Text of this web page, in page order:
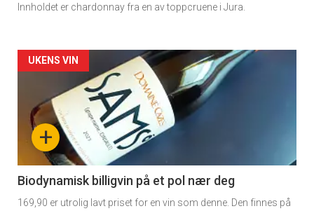
Innholdet er chardonnay fra en av toppcruene i Jura.
Forsiden
akkurat
nå
4
+
UKENS VIN
Biodynamisk billigvin på et pol nær deg
169,90 er utrolig lavt priset for en vin som denne. Den finnes på